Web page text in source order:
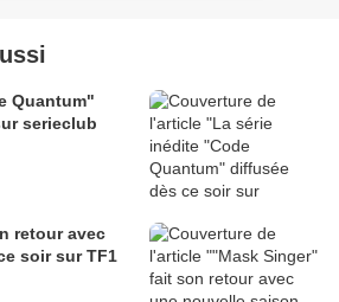
Quantum"
serieclub
retour avec
soir sur TF1